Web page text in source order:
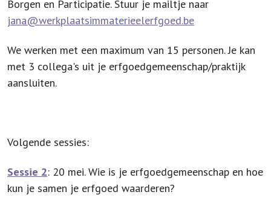
Borgen en Participatie. Stuur je mailtje naar
jana@werkplaatsimmaterieelerfgoed.be
We werken met een maximum van 15 personen. Je kan
met 3 collega's uit je erfgoedgemeenschap/praktijk
aansluiten.
Volgende sessies:
Sessie 2: 20 mei. Wie is je erfgoedgemeenschap en hoe
kun je samen je erfgoed waarderen?